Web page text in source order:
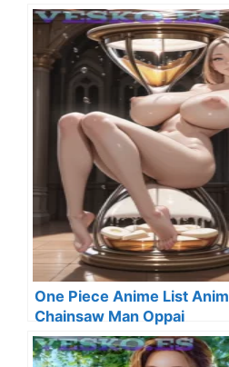
One Piece Anime List
Chainsaw Man Oppai